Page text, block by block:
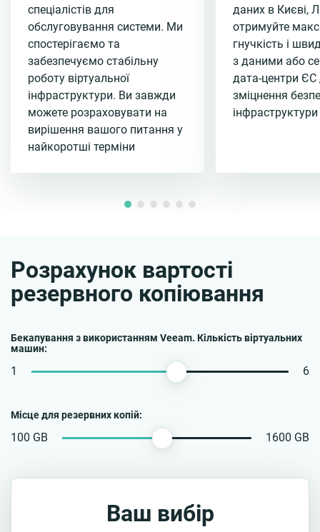
спеціалістів для
обслуговування системи. Ми
спостерігаємо та
забезпечуємо стабільну
роботу віртуальної
інфраструктури. Ви завжди
можете розраховувати на
вирішення вашого питання у
найкоротші терміни
даних в Києві,
отримуйте
гнучкість і
з даними або
дата-центри ЄС
зміцнення
інфраструктури
Розрахунок вартості
резервного копіювання
Бекапування з використанням Veeam. Кількість віртуальних
машин:
1 6
Місце для резервних копій:
100 GB 1600 GB
Ваш вибір